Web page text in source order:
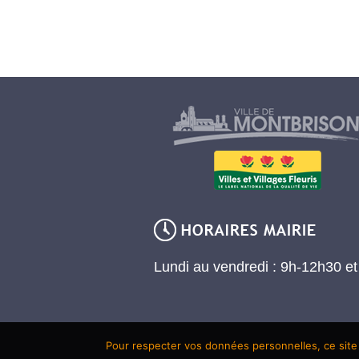
Lundi au vendredi : 9h-12h30
Pour respecter vos données personnelles, ce